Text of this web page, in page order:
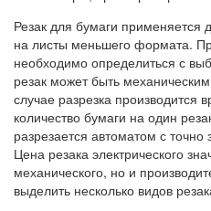
Резак для бумаги применяется
на листы меньшего формата.
необходимо определиться с
резак может быть
случае разрезка производится
количество бумаги на один
разрезается автоматом с
Цена резака электрического
механического, но и
выделить несколько видов